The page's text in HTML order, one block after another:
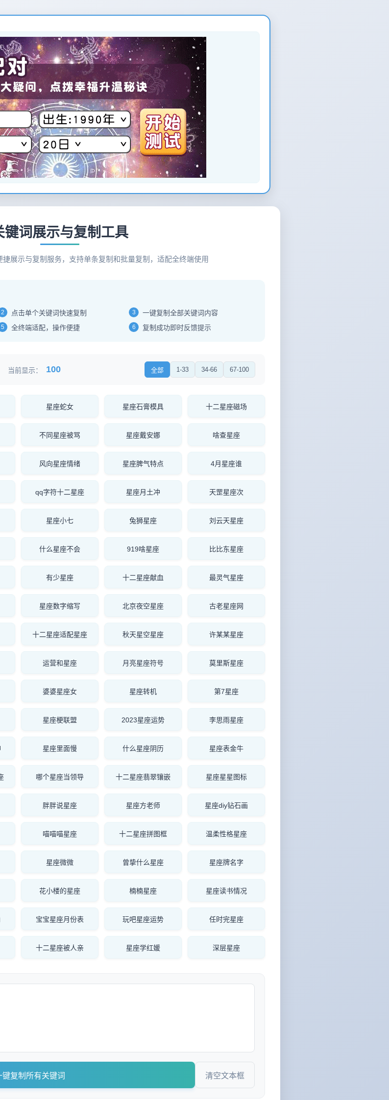
键词展示与复制工具
展示与复制服务，支持单条复制和批量复制，适配全终端使用
2 点击单个关键词快速复制 3 一键复制全部关键词内容
5 全终端适配，操作便捷 6 复制成功即时反馈提示
当前显示： 100 全部 1-33 34-66 67-100
星座蛇女 星座石膏模具 十二星座磁场
不同星座被骂 星座戴安娜 啥查星座
风向星座情绪 星座脾气特点 4月星座谁
qq字符十二星座 星座月土冲 天罡星座次
星座小七 兔狮星座 刘云天星座
什么星座不会 919啥星座 比比东星座
有少星座 十二星座献血 最灵气星座
星座数字缩写 北京夜空星座 古老星座网
十二星座适配星座 秋天星空星座 许某某星座
运营和星座 月亮星座符号 莫里斯星座
婆婆星座女 星座转机 第7星座
星座梗联盟 2023星座运势 李思雨星座
星座里面慢 什么星座阴历 星座表金牛
哪个星座当领导 十二星座翡翠镶嵌 星座星星图标
胖胖说星座 星座方老师 星座diy钻石画
喵喵喵星座 十二星座拼图框 温柔性格星座
星座微微 曾挚什么星座 星座牌名字
花小楼的星座 楠楠星座 星座读书情况
宝宝星座月份表 玩吧星座运势 任时完星座
十二星座被人亲 星座学红媛 深层星座
键复制所有关键词 清空文本框